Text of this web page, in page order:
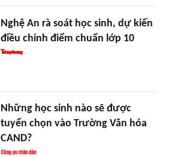
Nghệ An rà soát học sinh, dự kiến
điều chỉnh điểm chuẩn lớp 10
Những học sinh nào sẽ được
tuyển chọn vào Trường Văn hóa
CAND?